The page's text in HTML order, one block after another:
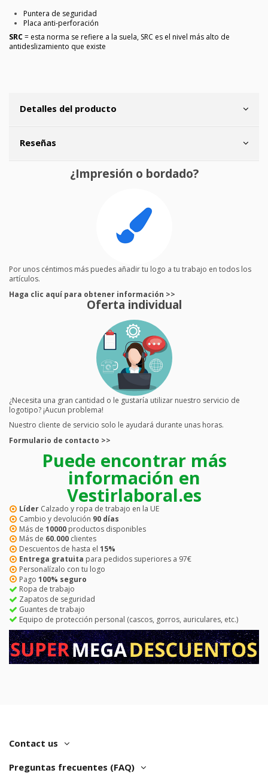
Puntera de seguridad
Placa anti-perforación
SRC= esta norma se refiere a la suela, SRC es el nivel más alto de
antideslizamiento que existe
Detalles del producto
Reseñas
¿Impresión o bordado?
Por unos céntimos más puedes añadir tu logo a tu trabajo en todos los
artículos.
Haga clic aquí para obtener información >>
Oferta individual
¿Necesita una gran cantidad o le gustaría utilizar nuestro servicio de
logotipo? ¡Aucun problema!
Nuestro cliente de servicio solo le ayudará durante unas horas.
Formulario de contacto >>
Puede encontrar más
información en
Vestirlaboral.es
Líder Calzado y ropa de trabajo en la UE
Cambio y devolución 90 días
Más de 10000 productos disponibles
Más de 60.000 clientes
Descuentos de hasta el 15%
Entrega gratuita para pedidos superiores a 97€
Personalízalo con tu logo
Pago 100% seguro
Ropa de trabajo
Zapatos de seguridad
Guantes de trabajo
Equipo de protección personal (cascos, gorros, auriculares, etc.)
Contact us
Preguntas frecuentes (FAQ)